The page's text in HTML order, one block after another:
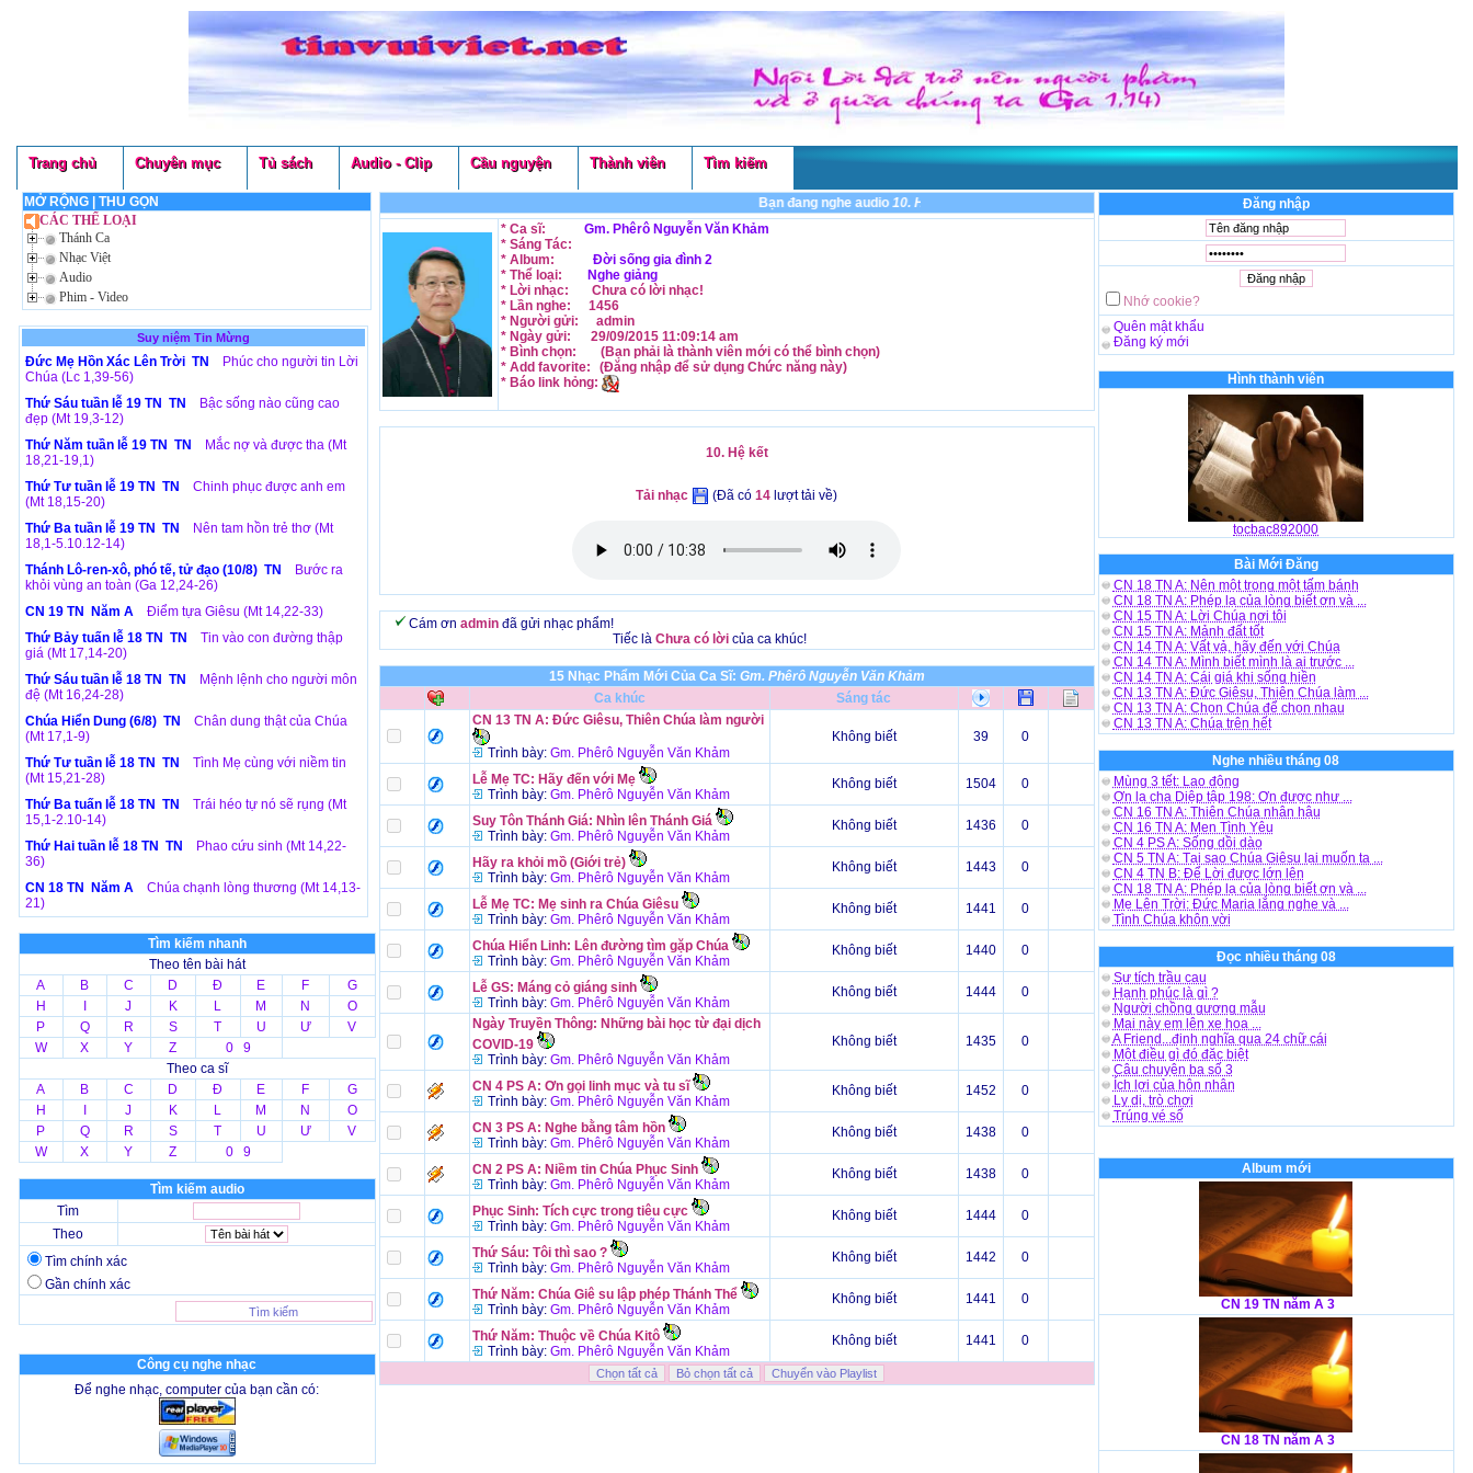
Trang chủ Chuyên mục Tủ sách Audio - Clip Cầu nguyện Thành viên Tìm kiếm
MỞ RỘNG
THU GỌN
CÁC THỂ LOẠI
Thánh Ca
Nhạc Việt
Audio
Phim - Video
Suy niệm Tin Mừng
Đức Mẹ Hồn Xác Lên Trời TN
Phúc cho người tin Lời
Chúa (Lc 1,39-56)
Thứ Sáu tuần lễ 19 TN TN
Bậc sống nào cũng cao
đẹp (Mt 19,3-12)
Thứ Năm tuần lễ 19 TN TN
Mắc nợ và được tha (Mt
18,21-19,1)
Thứ Tư tuần lễ 19 TN TN
Chinh phục được anh em
(Mt 18,15-20)
Thứ Ba tuần lễ 19 TN TN
Nên tam hồn trẻ thơ (Mt
18,1-5.10.12-14)
Thánh Lô-ren-xô, phó tế, tử đạo (10/8) TN
Bước ra
khỏi vùng an toàn (Ga 12,24-26)
CN 19 TN Năm A
Điểm tựa Giêsu (Mt 14,22-33)
Thứ Bảy tuấn lễ 18 TN TN
Tin vào con đường thập
giá (Mt 17,14-20)
Thứ Sáu tuần lễ 18 TN TN
Mệnh lệnh cho người môn
đệ (Mt 16,24-28)
Chúa Hiển Dung (6/8) TN
Chân dung thật của Chúa
(Mt 17,1-9)
Thứ Tư tuần lễ 18 TN TN
Tình Mẹ cùng với niềm tin
(Mt 15,21-28)
Thứ Ba tuấn lễ 18 TN TN
Trái héo tự nó sẽ rụng (Mt
15,1-2.10-14)
Thứ Hai tuần lễ 18 TN TN
Phao cứu sinh (Mt 14,22-
36)
CN 18 TN Năm A
Chúa chạnh lòng thương (Mt 14,13-
21)
Tìm kiếm nhanh
Theo tên bài hát
A
B C D Đ E F
G
H
J K L M N
O
P
Q R S T U Ư
V
W
X Y Z
0 9
Theo ca sĩ
A
B C D Đ E F
G
H
J K L M N
O
P
Q R S T U Ư
V
W
X Y Z 0 9
Tìm kiếm audio
Tìm
Theo
Tìm chính xác
Gần chính xác
Công cụ nghe nhạc
Để nghe nhạc, computer của bạn cần có:
Bạn đang nghe audio10. Hệ kết Gm. Phêrô Nguyễn Văn Khảm. Chúc bạn vui vẻ!
* Ca sĩ:
Gm. Phêrô Nguyễn Văn Khảm
* Sáng Tác:
* Album:
Đời sống gia đình 2
* Thể loại:
Nghe giảng
* Lời nhạc:
Chưa có lời nhạc!
* Lần nghe:
1456
* Người gửi:
admin
* Ngày gửi:
29/09/2015 11:09:14 am
* Bình chọn:
(Bạn phải là thành viên mới có thể bình chọn)
* Add favorite:
(Đăng nhập để sử dụng Chức năngnày)
* Báo link hỏng:
10. Hệ kết
Tải nhạc (Đã có 14 lượt tải về)
Cám ơn adminđã gửi nhạc phẩm!
Tiếc là Chưa có lờicủa ca khúc!
15 Nhạc Phẩm Mới Của Ca Sĩ: Gm. Phêrô Nguyễn Văn Khảm
Ca khúc
Sáng tác
CN 13 TN A: Đức Giêsu, Thiên Chúa làm người
Trình bày: Gm. Phêrô Nguyễn Văn Khảm
Không biết 39 0
Lễ Mẹ TC: Hãy đến với Mẹ
Trình bày: Gm. Phêrô Nguyễn Văn Khảm
Không biết 1504 0
Suy Tôn Thánh Giá: Nhìn lên Thánh Giá
Trình bày: Gm. Phêrô Nguyễn Văn Khảm
Không biết 1436 0
Hãy ra khỏi mồ (Giới trẻ)
Trình bày: Gm. Phêrô Nguyễn Văn Khảm
Không biết 1443 0
Lễ Mẹ TC: Mẹ sinh ra Chúa Giêsu
Trình bày: Gm. Phêrô Nguyễn Văn Khảm
Không biết 1441 0
Chúa Hiển Linh: Lên đường tìm gặp Chúa
Trình bày: Gm. Phêrô Nguyễn Văn Khảm
Không biết 1440 0
Lễ GS: Máng cỏ giáng sinh
Trình bày: Gm. Phêrô Nguyễn Văn Khảm
Không biết 1444 0
Ngày Truyền Thông: Những bài học từ đại dịch
COVID-19
Trình bày: Gm. Phêrô Nguyễn Văn Khảm
Không biết 1435 0
CN 4 PS A: Ơn gọi linh mục và tu sĩ
Trình bày: Gm. Phêrô Nguyễn Văn Khảm
Không biết 1452 0
CN 3 PS A: Nghe bằng tâm hồn
Trình bày: Gm. Phêrô Nguyễn Văn Khảm
Không biết 1438 0
CN 2 PS A: Niềm tin Chúa Phục Sinh
Trình bày: Gm. Phêrô Nguyễn Văn Khảm
Không biết 1438 0
Phục Sinh: Tích cực trong tiêu cực
Trình bày: Gm. Phêrô Nguyễn Văn Khảm
Không biết 1444 0
Thứ Sáu: Tôi thì sao ?
Trình bày: Gm. Phêrô Nguyễn Văn Khảm
Không biết 1442 0
Thứ Năm: Chúa Giê su lập phép Thánh Thể
Trình bày: Gm. Phêrô Nguyễn Văn Khảm
Không biết 1441 0
Thứ Năm: Thuộc về Chúa Kitô
Trình bày: Gm. Phêrô Nguyễn Văn Khảm
Không biết 1441 0
Đăng nhập
Nhớ cookie?
Quên mật khẩu
Đăng ký mới
Hình thành viên
tocbac892000
Bài Mới Đăng
CN 18 TN A: Nên một trong một tấm bánh
CN 18 TN A: Phép lạ của lòng biết ơn và ...
CN 15 TN A: Lời Chúa nơi tôi
CN 15 TN A: Mảnh đất tốt
CN 14 TN A: Vất vả, hãy đến với Chúa
CN 14 TN A: Mình biết mình là ai trước ...
CN 14 TN A: Cái giá khi sống hiền
CN 13 TN A: Đức Giêsu, Thiên Chúa làm ...
CN 13 TN A: Chọn Chúa để chọn nhau
CN 13 TN A: Chúa trên hết
Nghe nhiều tháng 08
Mùng 3 tết: Lao động
Ơn lạ cha Diệp tập 198: Ơn được như ...
CN 16 TN A: Thiên Chúa nhân hậu
CN 16 TN A: Men Tình Yêu
CN 4 PS A: Sống dồi dào
CN 5 TN A: Tại sao Chúa Giêsu lại muốn ta ...
CN 4 TN B: Để Lời được lớn lên
CN 18 TN A: Phép lạ của lòng biết ơn và ...
Mẹ Lên Trời: Đức Maria lắng nghe và ...
Tình Chúa khôn vời
Đọc nhiều tháng 08
Sự tích trầu cau
Hạnh phúc là gì ?
Người chồng gương mẫu
Mai này em lên xe hoa ...
A Friend...định nghĩa qua 24 chữ cái
Một điều gì đó đặc biệt
Câu chuyện ba số 3
Ích lợi của hôn nhân
Ly dị, trò chơi
Trúng vé số
Album mới
CN 19 TN năm A 3
CN 18 TN năm A 3